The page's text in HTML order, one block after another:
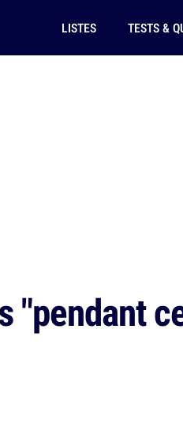
LISTES TESTS &
"pendant